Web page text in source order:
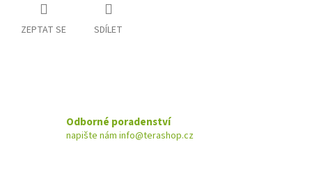
ZEPTAT SE SDÍLET
Odborné poradenství
napište nám info@terashop.cz